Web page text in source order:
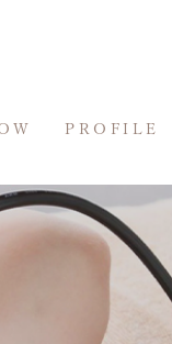
PROFILE